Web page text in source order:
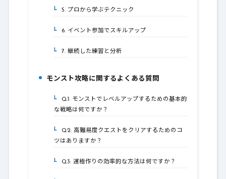
2-5.5. プロから学ぶテクニック
2-6.6. イベント参加でスキルアップ
2-7.7. 継続した練習と分析
モンスト攻略に関するよくある質問
3-1.Q1: モンストでレベルアップするための基本的
な戦略は何ですか？
3-2.Q2: 高難易度クエストをクリアするためのコ
ツはありますか？
3-3.Q3: 運極作りの効率的な方法は何ですか？